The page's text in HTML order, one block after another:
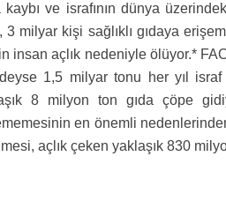
kaybı ve israfının dünya
3 milyar kişi sağlıklı gıdaya
insan açlık nedeniyle ölüyor.*
1,5 milyar tonu her yıl
8 milyon ton gıda çöpe
en önemli
açlık çeken yaklaşık 830